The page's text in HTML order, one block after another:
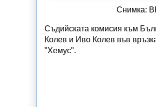
Снимка: BF
Съдийската комисия към
Колев и Иво Колев във
"Хемус".